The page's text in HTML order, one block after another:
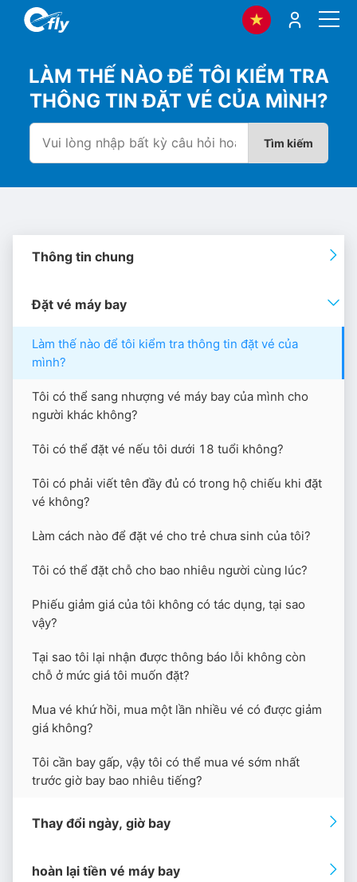
LÀM THẾ NÀO ĐỂ TÔI KIỂM TRA
THÔNG TIN ĐẶT VÉ CỦA MÌNH?
Tìm kiếm
Thông tin chung
Đặt vé máy bay
Làm thế nào để tôi kiểm tra thông tin đặt vé của
mình?
Tôi có thể sang nhượng vé máy bay của mình cho
người khác không?
Tôi có thể đặt vé nếu tôi dưới 18 tuổi không?
Tôi có phải viết tên đầy đủ có trong hộ chiếu khi đặt
vé không?
Làm cách nào để đặt vé cho trẻ chưa sinh của tôi?
Tôi có thể đặt chỗ cho bao nhiêu người cùng lúc?
Phiếu giảm giá của tôi không có tác dụng, tại sao
vậy?
Tại sao tôi lại nhận được thông báo lỗi không còn
chỗ ở mức giá tôi muốn đặt?
Mua vé khứ hồi, mua một lần nhiều vé có được giảm
giá không?
Tôi cần bay gấp, vậy tôi có thể mua vé sớm nhất
trước giờ bay bao nhiêu tiếng?
Thay đổi ngày, giờ bay
hoàn lại tiền vé máy bay